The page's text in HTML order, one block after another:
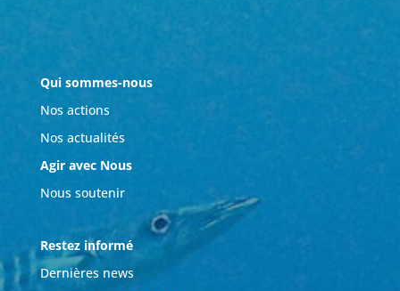
Qui sommes-nous
Nos actions
Nos actualités
Agir avec Nous
Nous soutenir
Restez informé
Dernières news